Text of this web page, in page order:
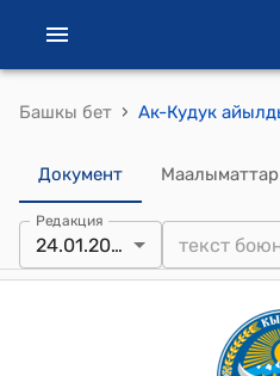
Башкы бет ›
Документ Маалыматтар
Редакция
24.01.2025